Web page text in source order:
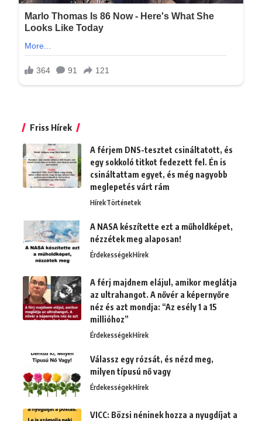
Friss Hírek
A férjem DNS-tesztet csináltatott, és
egy sokkoló titkot fedezett fel. Én is
csináltattam egyet, és még nagyobb
meglepetés várt rám
HírekTörténetek
A NASA készítette ezt a műholdképet,
nézzétek meg alaposan!
ÉrdekességekHírek
A férj majdnem elájul, amikor meglátja
az ultrahangot. A nővér a képernyőre
néz és azt mondja: “Az esély 1 a 15
millióhoz”
ÉrdekességekHírek
Válassz egy rózsát, és nézd meg,
milyen típusú nő vagy
ÉrdekességekHírek
VICC: Bözsi néninek hozza a nyugdíjat a